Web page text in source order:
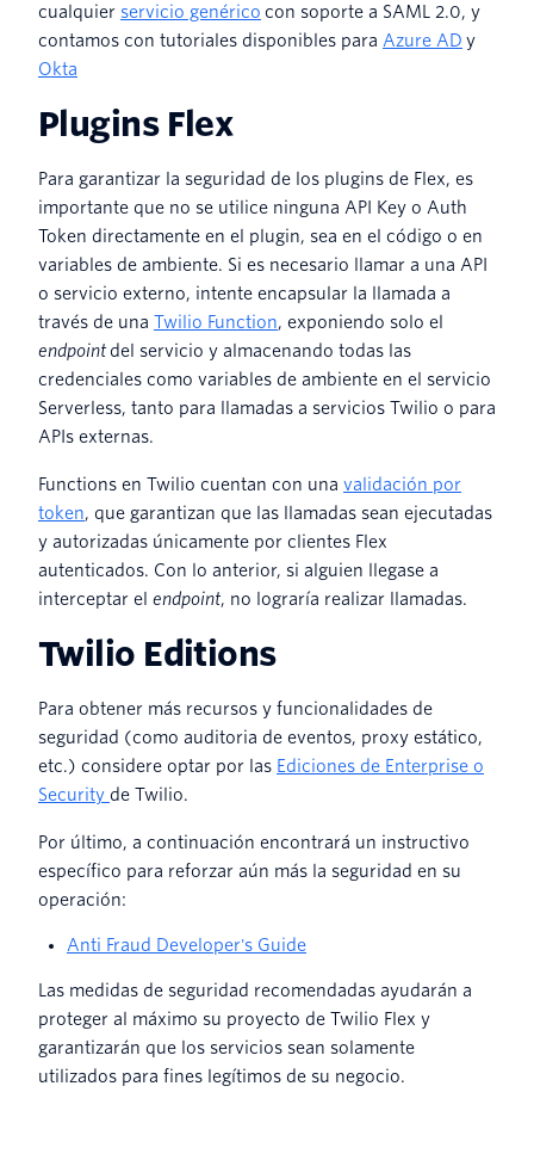
cualquier servicio genérico con soporte a SAML 2.0, y
contamos con tutoriales disponibles para Azure AD y
Okta
Plugins Flex
Para garantizar la seguridad de los plugins de Flex, es
importante que no se utilice ninguna API Key o Auth
Token directamente en el plugin, sea en el código o en
variables de ambiente. Si es necesario llamar a una API
o servicio externo, intente encapsular la llamada a
través de una Twilio Function, exponiendo solo el
endpointdel servicio y almacenando todas las
credenciales como variables de ambiente en el servicio
Serverless, tanto para llamadas a servicios Twilio o para
APIs externas.
Functions en Twilio cuentan con una validación por
token, que garantizan que las llamadas sean ejecutadas
y autorizadas únicamente por clientes Flex
autenticados. Con lo anterior, si alguien llegase a
interceptar el endpoint, no lograría realizar llamadas.
Twilio Editions
Para obtener más recursos y funcionalidades de
seguridad (como auditoria de eventos, proxy estático,
etc.) considere optar por las Ediciones de Enterprise o
Security de Twilio.
Por último, a continuación encontrará un instructivo
específico para reforzar aún más la seguridad en su
operación:
Anti Fraud Developer's Guide
Las medidas de seguridad recomendadas ayudarán a
proteger al máximo su proyecto de Twilio Flex y
garantizarán que los servicios sean solamente
utilizados para fines legítimos de su negocio.